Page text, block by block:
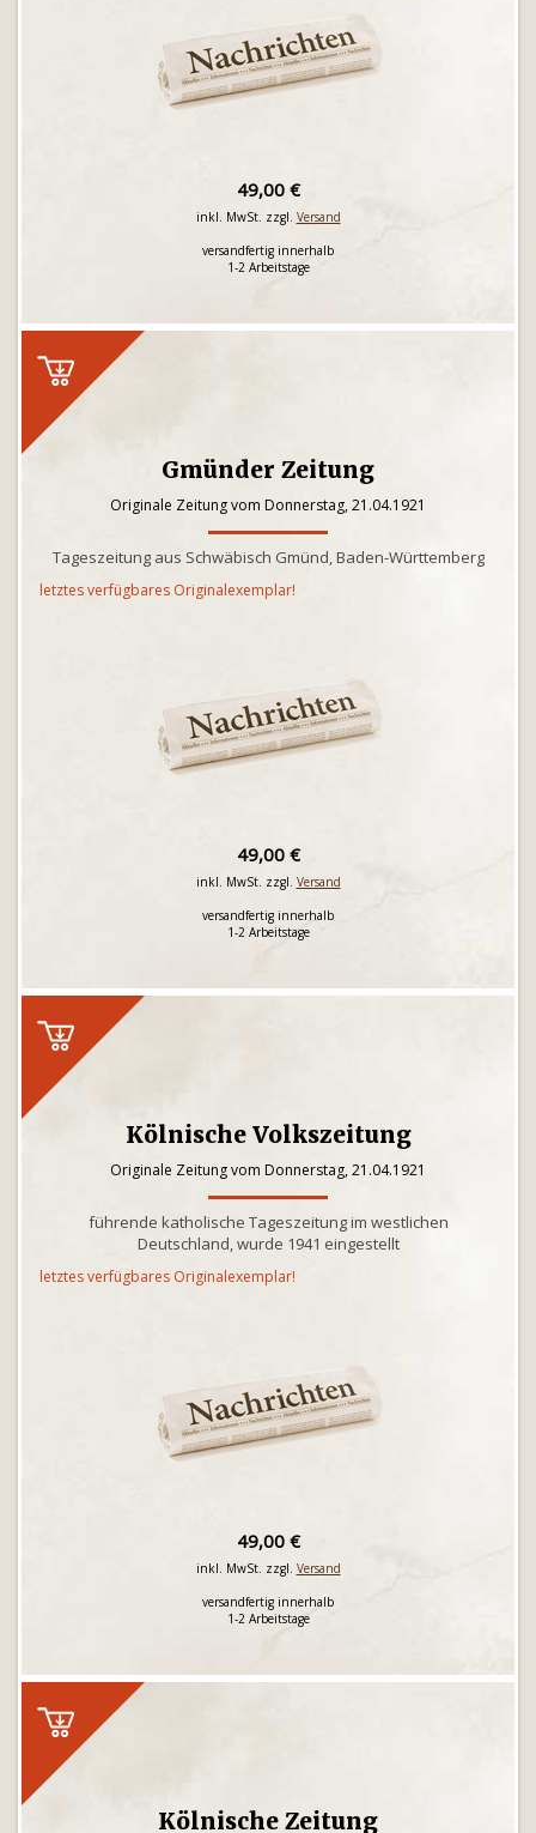
49,00 €
inkl. MwSt. zzgl. Versand
versandfertig innerhalb
1-2 Arbeitstage
Gmünder Zeitung
Originale Zeitung vom Donnerstag, 21.04.1921
Tageszeitung aus Schwäbisch Gmünd, Baden-Württemberg
letztes verfügbares Originalexemplar!
49,00 €
inkl. MwSt. zzgl. Versand
versandfertig innerhalb
1-2 Arbeitstage
Kölnische Volkszeitung
Originale Zeitung vom Donnerstag, 21.04.1921
führende katholische Tageszeitung im westlichen
Deutschland, wurde 1941 eingestellt
letztes verfügbares Originalexemplar!
49,00 €
inkl. MwSt. zzgl. Versand
versandfertig innerhalb
1-2 Arbeitstage
Kölnische Zeitung